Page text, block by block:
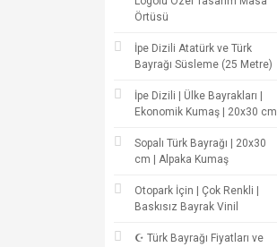
Örtüsü
İpe Dizili Atatürk ve Türk
Bayrağı Süsleme (25 Metre)
İpe Dizili | Ülke Bayrakları |
Ekonomik Kumaş | 20x30 cm
Sopalı Türk Bayrağı | 20x30
cm | Alpaka Kumaş
Otopark İçin | Çok Renkli |
Baskısız Bayrak Vinil
☪ Türk Bayrağı Fiyatları ve